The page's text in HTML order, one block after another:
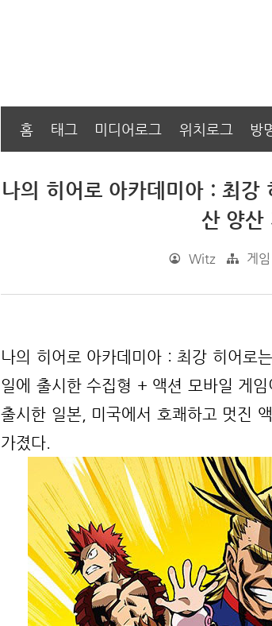
홈 태그 미디어로그 위치로그 방
나의 히어로 아카데미아 : 최강
산 양산
Witz 게
나의 히어로 아카데미아 : 최강 히어로는
일에 출시한 수집형 + 액션 모바일 게
출시한 일본, 미국에서 호쾌하고 멋진
가졌다.